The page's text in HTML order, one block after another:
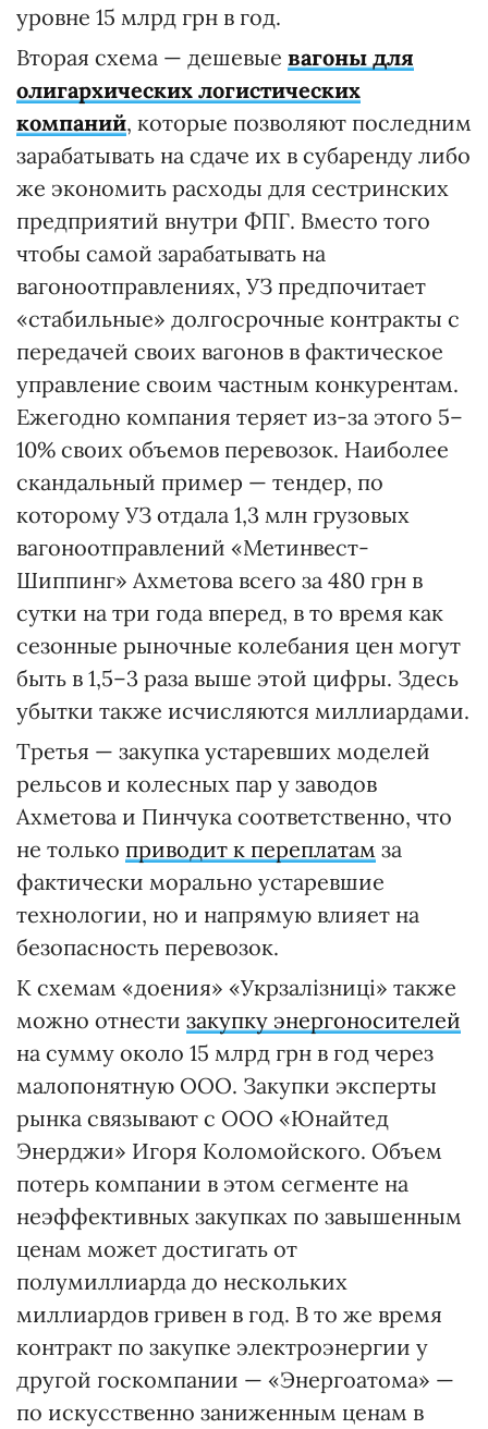
уровне 15 млрд грн в год.
Вторая схема — дешевые вагоны для
олигархических логистических
компаний, которые позволяют последним
зарабатывать на сдаче их в субаренду либо
же экономить расходы для сестринских
предприятий внутри ФПГ. Вместо того
чтобы самой зарабатывать на
вагоноотправлениях, УЗ предпочитает
«стабильные» долгосрочные контракты с
передачей своих вагонов в фактическое
управление своим частным конкурентам.
Ежегодно компания теряет из-за этого 5–
10% своих объемов перевозок. Наиболее
скандальный пример — тендер, по
которому УЗ отдала 1,3 млн грузовых
вагоноотправлений «Метинвест-
Шиппинг» Ахметова всего за 480 грн в
сутки на три года вперед, в то время как
сезонные рыночные колебания цен могут
быть в 1,5–3 раза выше этой цифры. Здесь
убытки также исчисляются миллиардами.
Третья — закупка устаревших моделей
рельсов и колесных пар у заводов
Ахметова и Пинчука соответственно, что
не только приводит к переплатам за
фактически морально устаревшие
технологии, но и напрямую влияет на
безопасность перевозок.
К схемам «доения» «Укрзалізниці» также
можно отнести закупку энергоносителей
на сумму около 15 млрд грн в год через
малопонятную ООО. Закупки эксперты
рынка связывают с ООО «Юнайтед
Энерджи» Игоря Коломойского. Объем
потерь компании в этом сегменте на
неэффективных закупках по завышенным
ценам может достигать от
полумиллиарда до нескольких
миллиардов гривен в год. В то же время
контракт по закупке электроэнергии у
другой госкомпании — «Энергоатома» —
по искусственно заниженным ценам в